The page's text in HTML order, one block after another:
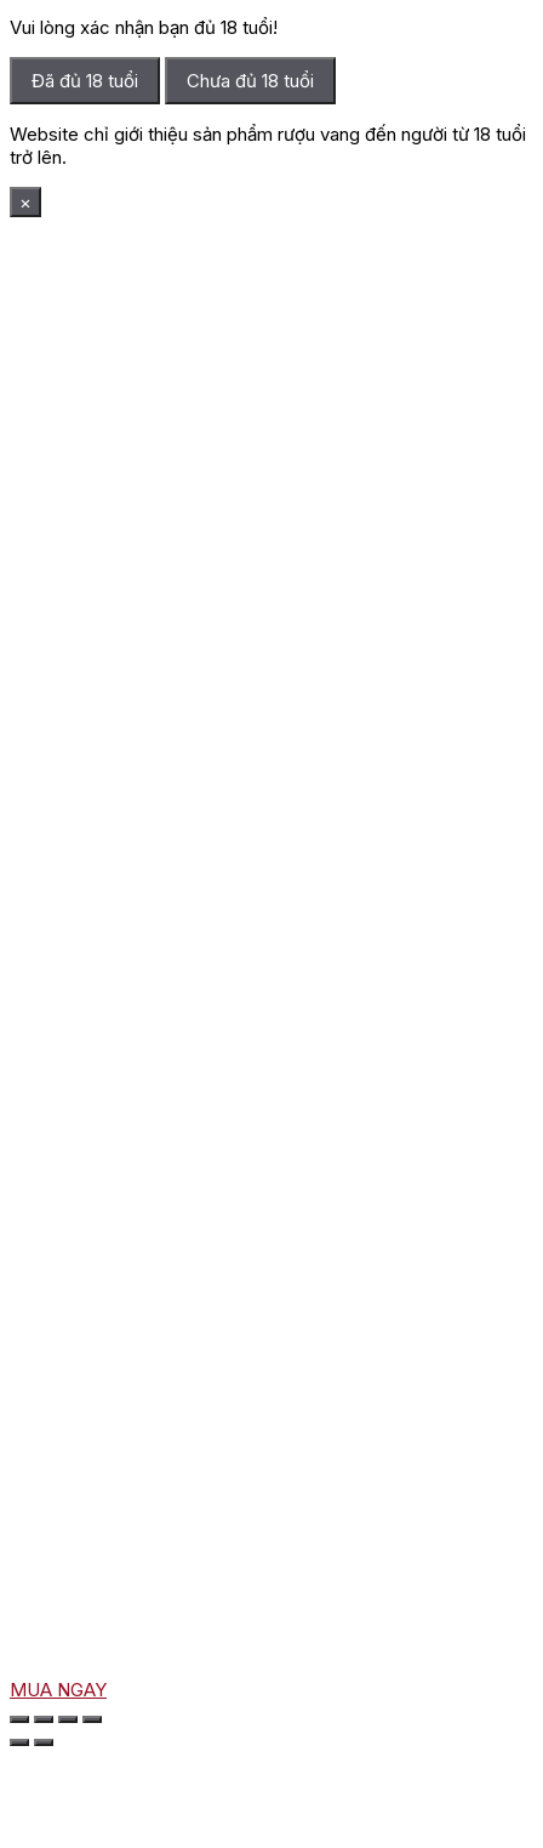
Vui lòng xác nhận bạn đủ 18 tuổi!
Đã đủ 18 tuổi Chưa đủ 18 tuổi
Website chỉ giới thiệu sản phẩm rượu vang đến người từ 18 tuổi
trở lên.
×
MUA NGAY